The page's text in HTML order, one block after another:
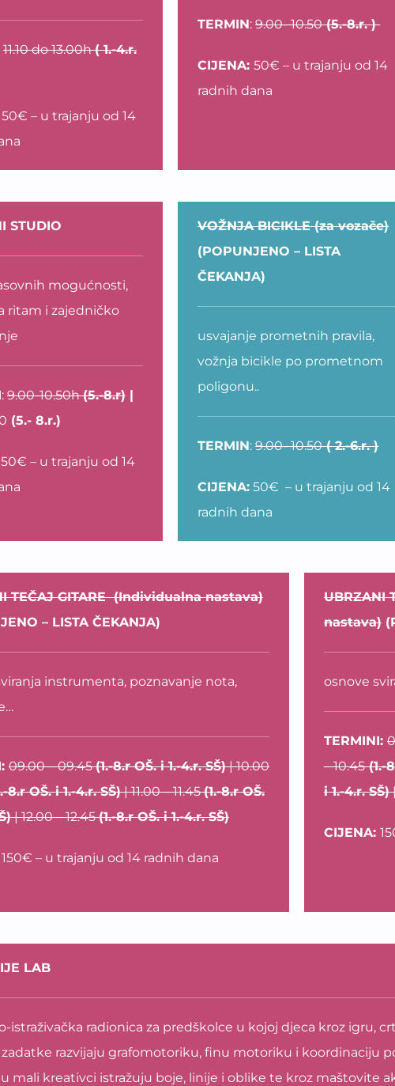
11.10 do 13.00h( 1.-4.r.
50€ – u trajanju od 14
TERMIN:9.00- 10.50(5.-8.r. )
CIJENA:50€ – u trajanju od 14
radnih dana
STUDIO
mogućnosti,
ritam i zajedničko
: 9.00-10.50h(5.-8.r)|
(5.- 8.r.)
– u trajanju od 14
VOŽNJA BICIKLE (za vozače)
(POPUNJENO – LISTA
ČEKANJA)
usvajanje prometnih pravila,
vožnja bicikle po prometnom
poligonu..
TERMIN:9.00- 10.50( 2.-6.r. )
CIJENA: 50€ – u trajanju od 14
radnih dana
TEČAJ GITARE (Individualna nastava)
– LISTA ČEKANJA)
instrumenta, poznavanje nota,
09.00 – 09.45(1.-8.r OŠ. i 1.-4.r. SŠ)| 10.00
8.r OŠ. i 1.-4.r. SŠ)| 11.00 – 11.45(1.-8.r OŠ.
| 12.00 – 12.45(1.-8.r OŠ. i 1.-4.r. SŠ)
150€ – u trajanju od 14 radnih dana
UBRZANI
nastava)
osnove
TERMINI:
– 10.45(1.-
i 1.-4.r. SŠ)
CIJENA:
LAB
istraživačka radionica za predškolce u kojoj djeca kroz igru,
razvijaju grafomotoriku, finu motoriku i koordinaciju
mali kreativci istražuju boje, linije i oblike te kroz maštovite